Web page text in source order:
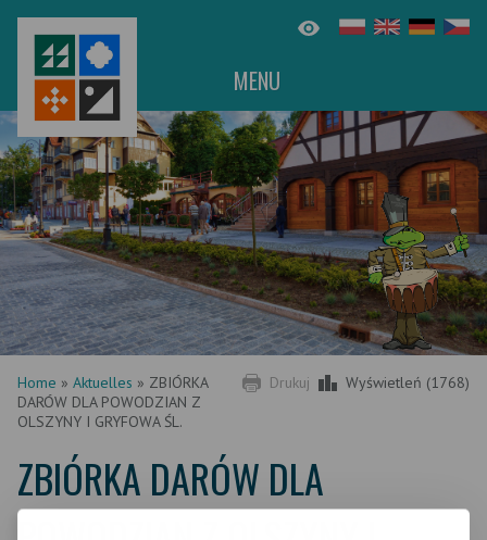
MENU
Drukuj Wyświetleń (1768)
Home » Aktuelles » ZBIÓRKA
DARÓW DLA POWODZIAN Z
OLSZYNY I GRYFOWA ŚL.
ZBIÓRKA DARÓW DLA